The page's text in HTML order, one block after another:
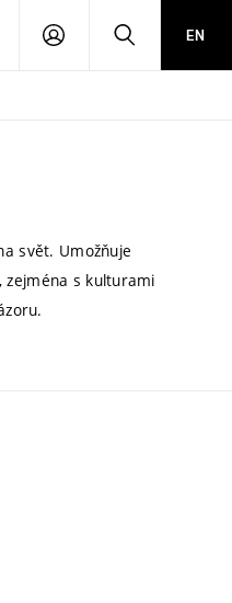
PŘIHLÁSIT HLEDATEN
svět. Umožňuje
zejména s kulturami